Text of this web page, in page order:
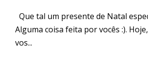
Que tal um presente de Natal
Alguma coisa feita por vocês :).
vos...